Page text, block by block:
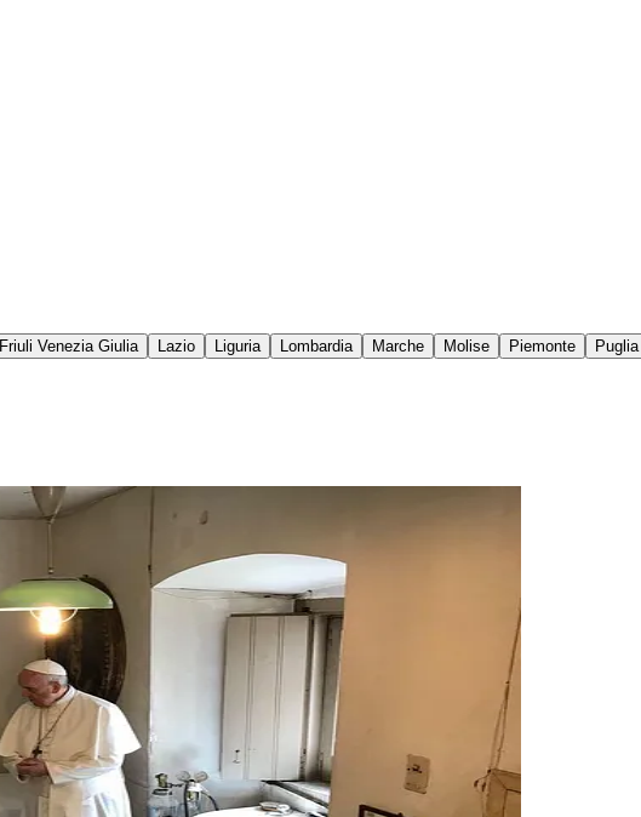
Friuli Venezia Giulia Lazio Liguria Lombardia Marche Molise Piemonte Puglia